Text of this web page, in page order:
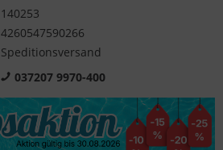
140253
4260547590266
Speditionsversand
037207 9970-400